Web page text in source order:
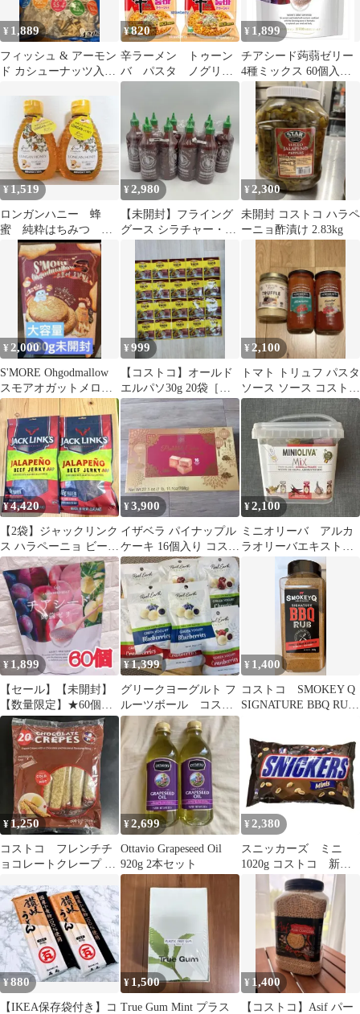
¥ 1,889
フィッシュ & アーモン
ド カシューナッツ入り
¥820
辛ラーメン トゥーン
バ パスタ ノグリ
韓国 インスタント
¥ 1,899
チアシード蒟蒻ゼリー
4種ミックス 60個入
コストコ
¥1,519
ロンガンハニー 蜂
蜜 純粋はちみつ
250g×2本 コストコ 大
人気商品
¥2,980
【未開封】フライング
グース シラチャー・チ
セット
¥ 2,300
未開封 コストコ ハラペ
ーニョ酢漬け 2.83kg
¥ 2,000
S'MORE Ohgodmallow
スモアオガットメロク
リスピー お菓子
¥999
【コストコ】オールド
エルパソ30g 20袋［個
数変更可］
¥ 2,100
トマト トリュフ パスタ
ソース ソース コストコ
まとめ売り トマトソー
¥4,420
【2袋】ジャックリンク
ス ハラペーニョ ビーフ
ジャーキー 300g ×2個
¥3,900
イザベラ パイナップル
ケーキ 16個入り コスト
コ
¥2,100
ミニオリーバ アルカ
ラオリーバエキストラ
バージンオリーブ油 3
フレーバー
¥ 1,899
【セール】【未開封】
【数量限定】★60個★
チアシード こんにゃく
ゼリー コストコ
¥1,399
グリークヨーグルト フ
ルーツボール コスト
コ
¥ 1,400
コストコ SMOKEY Q
SIGNATURE BBQ RUB
¥1,250
コストコ フレンチチ
ョコレートクレープ 20
¥2,699
Ottavio Grapeseed Oil
920g 2本セット
¥ 2,380
スニッカーズ ミニ
1020g コストコ 新
品 賞味期限2027年1月
以降
¥880
【IKEA保存袋付き】コ
¥ 1,500
True Gum Mint プラス
¥ 1,400
【コストコ】Asif パー